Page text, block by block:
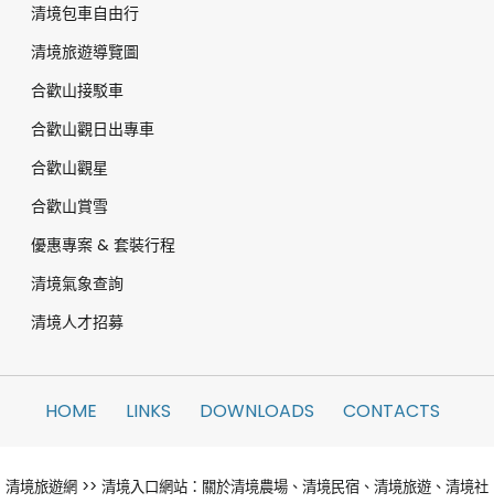
清境包車自由行
清境旅遊導覽圖
合歡山接駁車
合歡山觀日出專車
合歡山觀星
合歡山賞雪
優惠專案 & 套裝行程
清境氣象查詢
清境人才招募
HOME LINKS DOWNLOADS CONTACTS
清境旅遊網 >> 清境入口網站：關於清境農場、清境民宿、清境旅遊、清境社